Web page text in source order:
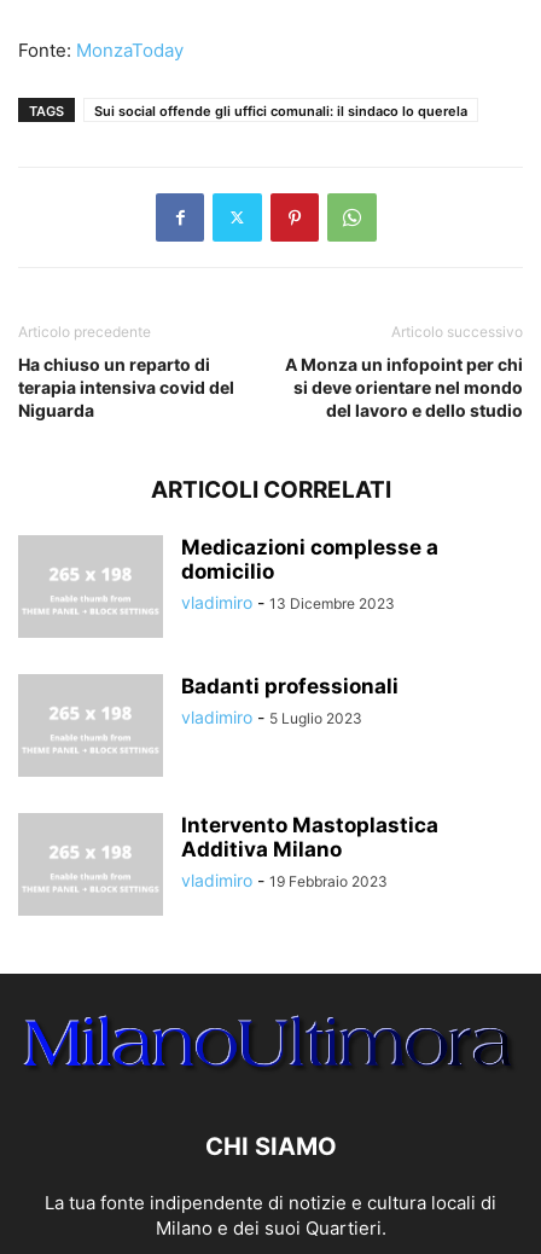
Fonte: MonzaToday
TAGS Sui social offende gli uffici comunali: il sindaco lo querela
Articolo precedente
Ha chiuso un reparto di
terapia intensiva covid del
Niguarda
Articolo successivo
A Monza un infopoint per chi
si deve orientare nel mondo
del lavoro e dello studio
ARTICOLI CORRELATI
Medicazioni complesse a
domicilio
vladimiro - 13 Dicembre 2023
Badanti professionali
vladimiro - 5 Luglio 2023
Intervento Mastoplastica
Additiva Milano
vladimiro - 19 Febbraio 2023
CHI SIAMO
La tua fonte indipendente di notizie e cultura locali di
Milano e dei suoi Quartieri.